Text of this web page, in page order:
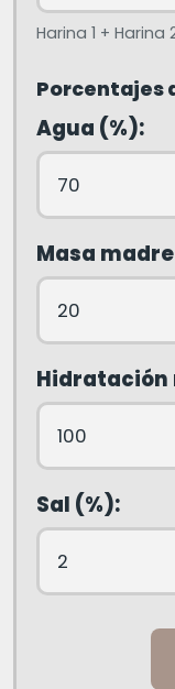
Harina 1 + Harina
Porcentajes
Agua (%):
Masa
Hidratación
Sal (%):